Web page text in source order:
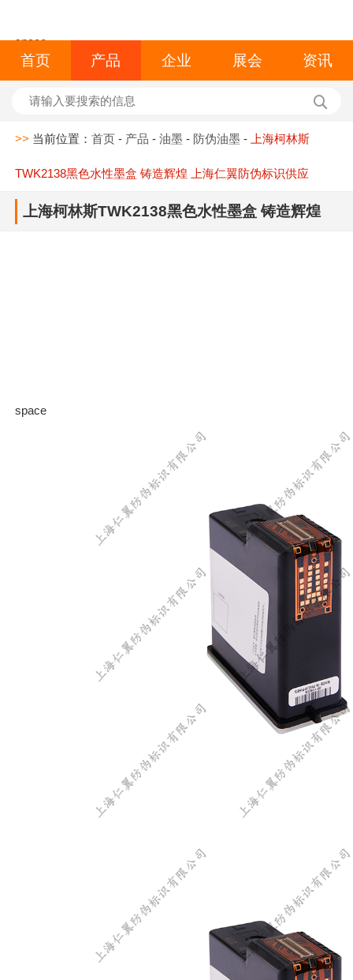
space
首页 产品 企业 展会 资讯
>> 当前位置：首页 - 产品 -油墨 - 防伪油墨 - 上海柯林斯
TWK2138黑色水性墨盒 铸造辉煌 上海仁翼防伪标识供应
上海柯林斯TWK2138黑色水性墨盒 铸造辉煌
space